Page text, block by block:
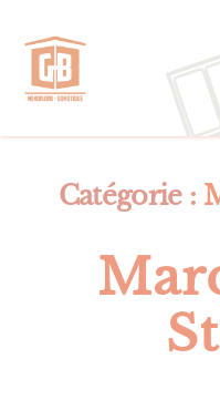
Menuiserie
Domotique
Catégorie :